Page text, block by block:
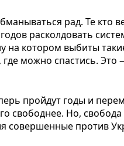
рад. Те кто
расколдовать
на котором выбиты
где можно спастись.
пройдут годы и
свободнее. Но, свобода
совершенные против